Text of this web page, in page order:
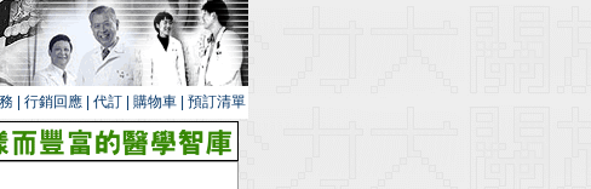
行銷回應 代訂 購物車 預訂清單